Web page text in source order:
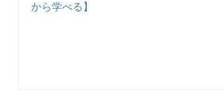
から学べる】